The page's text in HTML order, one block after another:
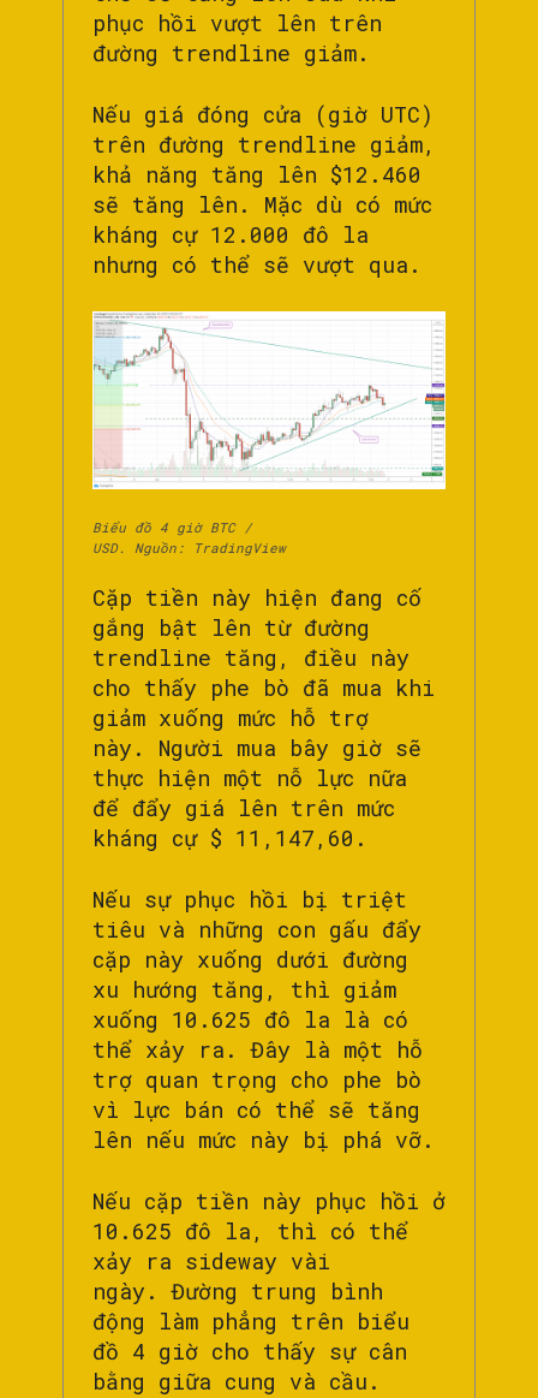
phục hồi vượt lên trên
đường trendline giảm.
Nếu giá đóng cửa (giờ UTC)
trên đường trendline giảm,
khả năng tăng lên $12.460
sẽ tăng lên. Mặc dù có mức
kháng cự 12.000 đô la
nhưng có thể sẽ vượt qua.
Biểu đồ 4 giờ BTC /
USD. Nguồn: TradingView
Cặp tiền này hiện đang cố
gắng bật lên từ đường
trendline tăng, điều này
cho thấy phe bò đã mua khi
giảm xuống mức hỗ trợ
này. Người mua bây giờ sẽ
thực hiện một nỗ lực nữa
để đẩy giá lên trên mức
kháng cự $ 11,147,60.
Nếu sự phục hồi bị triệt
tiêu và những con gấu đẩy
cặp này xuống dưới đường
xu hướng tăng, thì giảm
xuống 10.625 đô la là có
thể xảy ra. Đây là một hỗ
trợ quan trọng cho phe bò
vì lực bán có thể sẽ tăng
lên nếu mức này bị phá vỡ.
Nếu cặp tiền này phục hồi ở
10.625 đô la, thì có thể
xảy ra sideway vài
ngày. Đường trung bình
động làm phẳng trên biểu
đồ 4 giờ cho thấy sự cân
bằng giữa cung và cầu.